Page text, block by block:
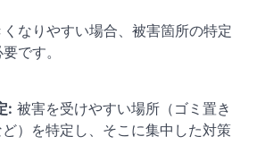
なりやすい場合、被害箇所の特定
です。
: 被害を受けやすい場所（ゴミ置き
）を特定し、そこに集中した対策